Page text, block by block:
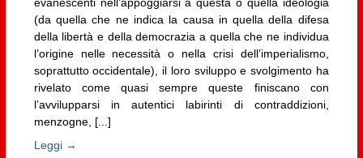
(da quella che ne indica la causa in quella della difesa
della libertà e della democrazia a quella che ne individua
l’origine nelle necessità o nella crisi dell’imperialismo,
soprattutto occidentale), il loro sviluppo e svolgimento ha
rivelato come quasi sempre queste finiscano con
l’avvilupparsi in autentici labirinti di contraddizioni,
menzogne, [...]
Leggi →